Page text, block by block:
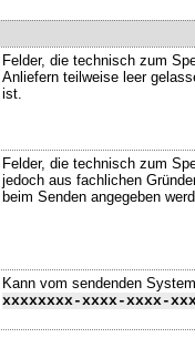
Felder, die technisch zum
Anliefern teilweise leer
ist.
Felder, die technisch zum
jedoch aus fachlichen
beim Senden angegeben
Kann vom sendenden
xxxxxxxx-xxxx-xxxx-